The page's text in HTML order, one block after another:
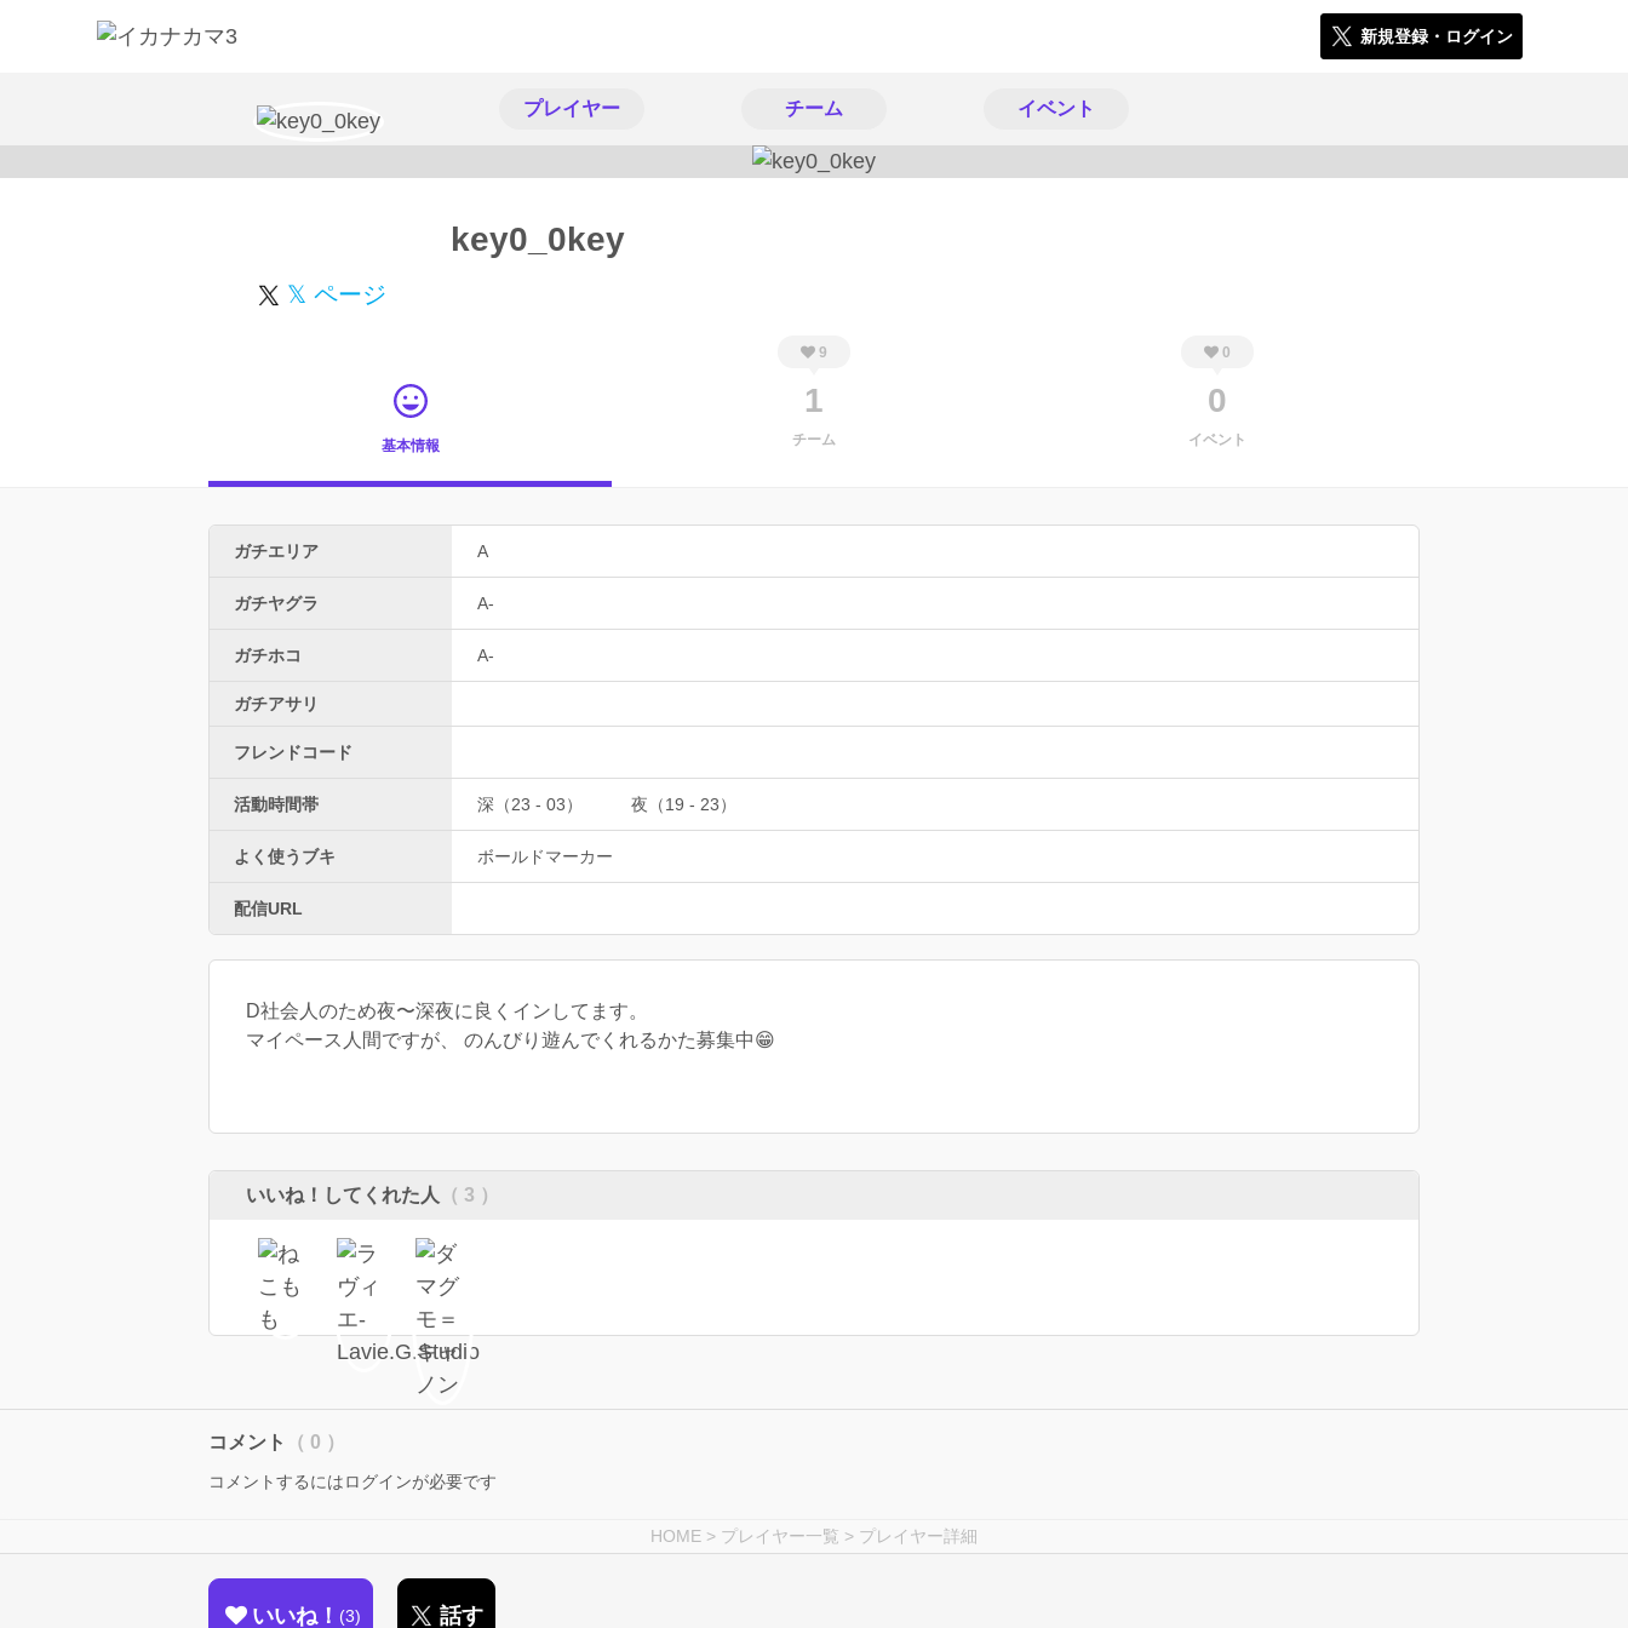
新規登録・ログイン
プレイヤー チーム イベント
key0_0key
𝕏 ページ
基本情報
9
1
チーム
0
0
イベント
ガチエリア A
ガチヤグラ A-
ガチホコ A-
ガチアサリ
フレンドコード
活動時間帯 深（23 - 03） 夜（19 - 23）
よく使うブキ ボールドマーカー
配信URL
D社会人のため夜〜深夜に良くインしてます。
マイペース人間ですが、 のんびり遊んでくれるかた募集中😁
いいね！してくれた人 （ 3 ）
コメント （ 0 ）
コメントするにはログインが必要です
HOME > プレイヤー一覧 > プレイヤー詳細
いいね！ 3 話す